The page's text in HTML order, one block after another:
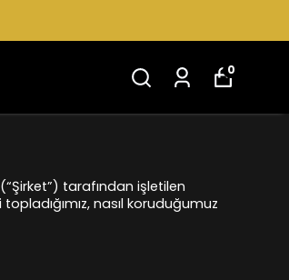
0
tarafından işletilen
nasıl koruduğumuz